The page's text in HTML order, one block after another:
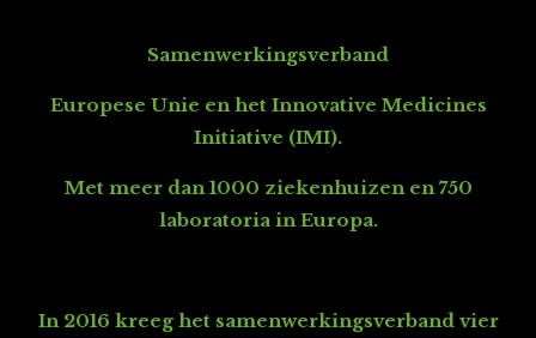
Samenwerkingsverband
Europese Unie en het Innovative Medicines
Initiative (IMI).
Met meer dan 1000 ziekenhuizen en 750
laboratoria in Europa.
In 2016 kreeg het samenwerkingsverband vier